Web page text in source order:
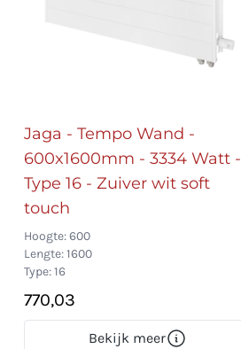
Jaga - Tempo Wand -
600x1600mm - 3334 Watt -
Type 16 - Zuiver wit soft
touch
Hoogte: 600
Lengte: 1600
Type: 16
770,03
Bekijk meer